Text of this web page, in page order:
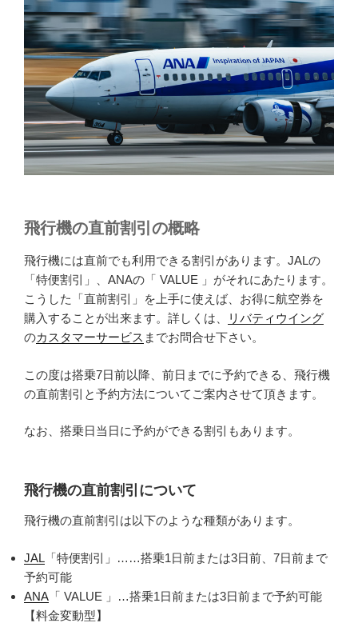
飛行機の直前割引の概略
飛行機には直前でも利用できる割引があります。JALの
「特便割引」、ANAの「 VALUE 」がそれにあたります。
こうした「直前割引」を上手に使えば、お得に航空券を
購入することが出来ます。詳しくは、
リバティウイング
のカスタマーサービス までお問合せ下さい。
この度は搭乗7日前以降、前日までに予約できる、飛行機
の直前割引と予約方法についてご案内させて頂きます。
なお、搭乗日当日に予約ができる割引もあります。
飛行機の直前割引について
飛行機の直前割引は以下のような種類があります。
JAL 「特便割引」……搭乗1日前または3日前、7日前まで
予約可能
ANA 「 VALUE 」…搭乗1日前または3日前まで予約可能
【料金変動型】